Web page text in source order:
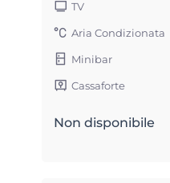
TV
Aria Condizionata
Minibar
Cassaforte
Non disponibile